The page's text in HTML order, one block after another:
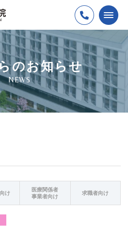
のお知らせ
NEWS
け
医療関係者
事業者向け
求職者向け